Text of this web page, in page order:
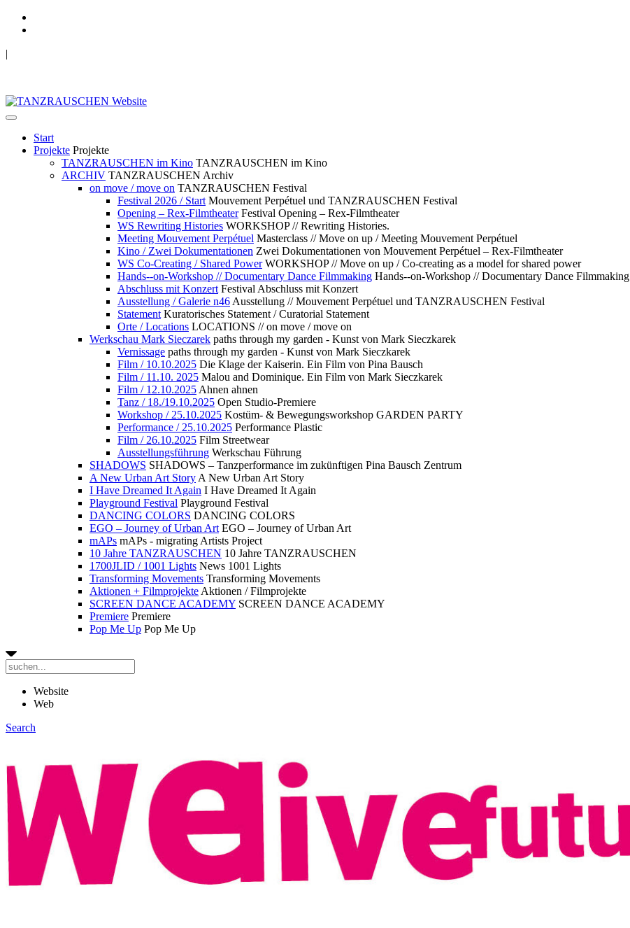
|
Start
Projekte Projekte
TANZRAUSCHEN im Kino TANZRAUSCHEN im Kino
ARCHIV TANZRAUSCHEN Archiv
on move / move on TANZRAUSCHEN Festival
Festival 2026 / Start Mouvement Perpétuel und TANZRAUSCHEN Festival
Opening – Rex-Filmtheater Festival Opening – Rex-Filmtheater
WS Rewriting Histories WORKSHOP // Rewriting Histories.
Meeting Mouvement Perpétuel Masterclass // Move on up / Meeting Mouvement Perpétuel
Kino / Zwei Dokumentationen Zwei Dokumentationen von Mouvement Perpétuel – Rex-Filmtheater
WS Co-Creating / Shared Power WORKSHOP // Move on up / Co-creating as a model for shared power
Hands--on-Workshop // Documentary Dance Filmmaking Hands--on-Workshop // Documentary Dance Filmmaking
Abschluss mit Konzert Festival Abschluss mit Konzert
Ausstellung / Galerie n46 Ausstellung // Mouvement Perpétuel und TANZRAUSCHEN Festival
Statement Kuratorisches Statement / Curatorial Statement
Orte / Locations LOCATIONS // on move / move on
Werkschau Mark Sieczarek paths through my garden - Kunst von Mark Sieczkarek
Vernissage paths through my garden - Kunst von Mark Sieczkarek
Film / 10.10.2025 Die Klage der Kaiserin. Ein Film von Pina Bausch
Film / 11.10. 2025 Malou and Dominique. Ein Film von Mark Sieczkarek
Film / 12.10.2025 Ahnen ahnen
Tanz / 18./19.10.2025 Open Studio-Premiere
Workshop / 25.10.2025 Kostüm- & Bewegungsworkshop GARDEN PARTY
Performance / 25.10.2025 Performance Plastic
Film / 26.10.2025 Film Streetwear
Ausstellungsführung Werkschau Führung
SHADOWS SHADOWS – Tanzperformance im zukünftigen Pina Bausch Zentrum
A New Urban Art Story A New Urban Art Story
I Have Dreamed It Again I Have Dreamed It Again
Playground Festival Playground Festival
DANCING COLORS DANCING COLORS
EGO – Journey of Urban Art EGO – Journey of Urban Art
mAPs mAPs - migrating Artists Project
10 Jahre TANZRAUSCHEN 10 Jahre TANZRAUSCHEN
1700JLID / 1001 Lights News 1001 Lights
Transforming Movements Transforming Movements
Aktionen + Filmprojekte Aktionen / Filmprojekte
SCREEN DANCE ACADEMY SCREEN DANCE ACADEMY
Premiere Premiere
Pop Me Up Pop Me Up
Website
Web
Search